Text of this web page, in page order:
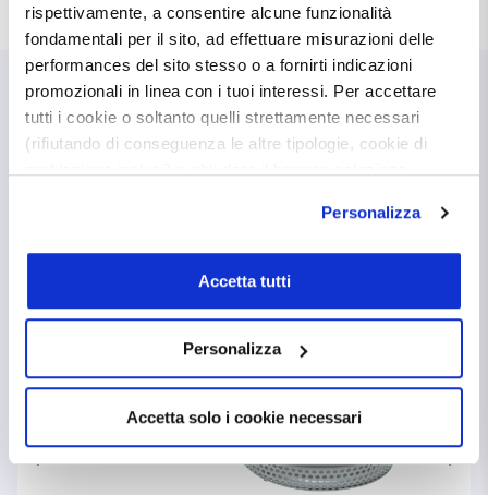
rispettivamente, a consentire alcune funzionalità
fondamentali per il sito, ad effettuare misurazioni delle
performances del sito stesso o a fornirti indicazioni
promozionali in linea con i tuoi interessi. Per accettare
tutti i cookie o soltanto quelli strettamente necessari
(rifiutando di conseguenza le altre tipologie, cookie di
alcune categorie di cookie o servizi, seleziona l’opzione
cookie policy.
Personalizza
Accetta tutti
Personalizza
Accetta solo i cookie necessari
Produits apparentés